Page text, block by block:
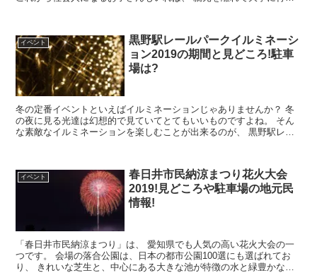
イベント
黒野駅レールパークイルミネーシ
ョン2019の期間と見どころ!駐車
場は?
冬の定番イベントといえばイルミネーションじゃありませんか？ 冬
の夜に見る光達は幻想的で見ていてとてもいいものですよね。 そん
な素敵なイルミネーションを楽しむことが出来るのが、 黒野駅レー
イベント
春日井市民納涼まつり花火大会
2019!見どころや駐車場の地元民
情報!
「春日井市民納涼まつり」は、 愛知県でも人気の高い花火大会の一
つです。 会場の落合公園は、日本の都市公園100選にも選ばれてお
り、 きれいな芝生と、中心にある大きな池が特徴の水と緑豊かな公